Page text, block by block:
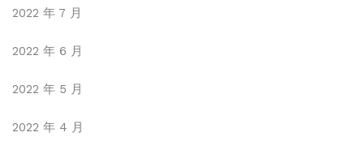
2022 年 7 月
2022 年 6 月
2022 年 5 月
2022 年 4 月